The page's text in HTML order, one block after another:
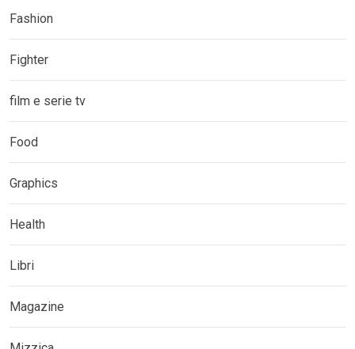
Fashion
Fighter
film e serie tv
Food
Graphics
Health
Libri
Magazine